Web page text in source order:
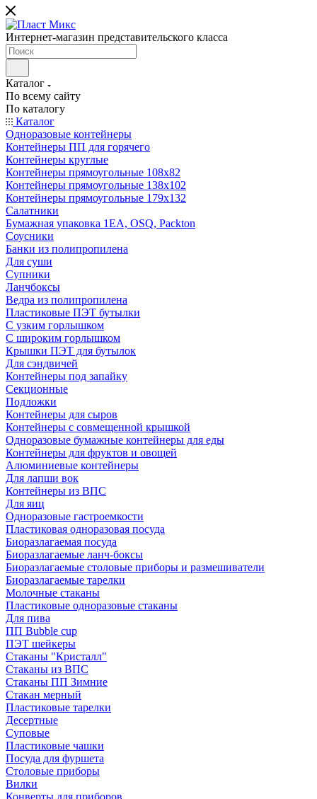
Интернет-магазин представительского класса
Каталог
По всему сайту
По каталогу
Каталог
Одноразовые контейнеры
Контейнеры ПП для горячего
Контейнеры круглые
Контейнеры прямоугольные 108х82
Контейнеры прямоугольные 138х102
Контейнеры прямоугольные 179х132
Салатники
Бумажная упаковка 1ЕА, OSQ, Packton
Соусники
Банки из полипропилена
Для суши
Супники
Ланчбоксы
Ведра из полипропилена
Пластиковые ПЭТ бутылки
С узким горлышком
С широким горлышком
Крышки ПЭТ для бутылок
Для сэндвичей
Контейнеры под запайку
Секционные
Подложки
Контейнеры для сыров
Контейнеры с совмещенной крышкой
Одноразовые бумажные контейнеры для еды
Контейнеры для фруктов и овощей
Алюминиевые контейнеры
Для лапши вок
Контейнеры из ВПС
Для яиц
Одноразовые гастроемкости
Пластиковая одноразовая посуда
Биоразлагаемая посуда
Биоразлагаемые ланч-боксы
Биоразлагаемые столовые приборы и размешиватели
Биоразлагаемые тарелки
Молочные стаканы
Пластиковые одноразовые стаканы
Для пива
ПП Bubble cup
ПЭТ шейкеры
Стаканы "Кристалл"
Стаканы из ВПС
Стаканы ПП Зимние
Стакан мерный
Пластиковые тарелки
Десертные
Суповые
Пластиковые чашки
Посуда для фуршета
Столовые приборы
Вилки
Конверты для приборов